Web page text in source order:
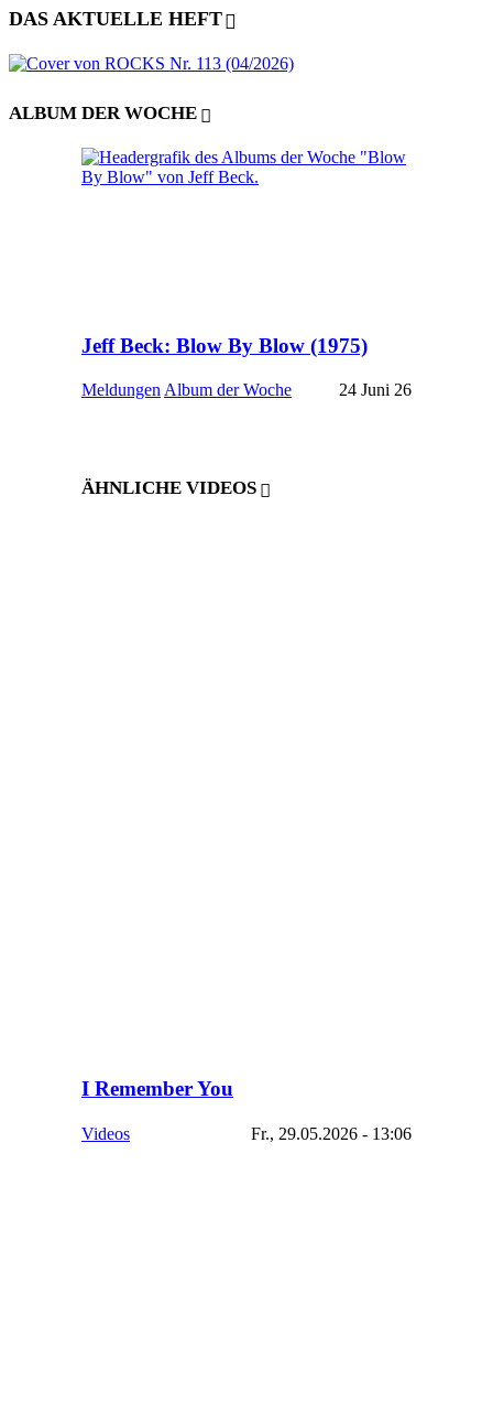
DAS AKTUELLE HEFT
ALBUM DER WOCHE
Jeff Beck: Blow By Blow (1975)
Meldungen Album der Woche 24 Juni 26
ÄHNLICHE VIDEOS
I Remember You
Videos Fr., 29.05.2026 - 13:06